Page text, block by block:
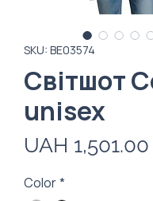
SKU: ВЕ03574
Cвітшот
unisex
UAH 1,501.00
Color*